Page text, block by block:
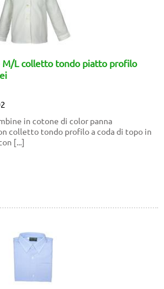
M/L colletto tondo piatto profilo
in cotone di color panna
colletto tondo profilo a coda di topo in
[...]